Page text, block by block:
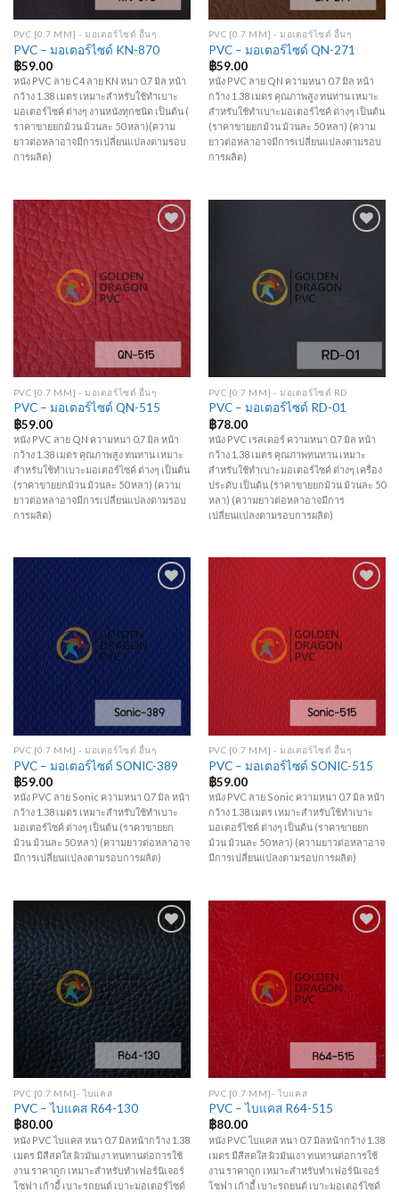
PVC [0.7 MM] - มอเตอร์ไซด์ อื่นๆ
PVC – มอเตอร์ไซด์ KN-870
฿59.00
หนัง PVC ลาย C4 ลาย KN หนา 0.7 มิล หน้า
กว้าง 1.38 เมตร เหมาะสำหรับใช้ทำเบาะ
มอเตอร์ไซค์ ต่างๆ งานหนังทุกชนิด เป็นต้น (
ราคาขายยกม้วน ม้วนละ 50 หลา)(ความ
ยาวต่อหลาอาจมีการเปลี่ยนแปลงตามรอบ
การผลิต)
PVC [0.7 MM] - มอเตอร์ไซด์ อื่นๆ
PVC – มอเตอร์ไซด์ QN-271
฿59.00
หนัง PVC ลาย QN ความหนา 0.7 มิล หน้า
กว้าง 1.38 เมตร คุณภาพสูง ทนทาน เหมาะ
สำหรับใช้ทำเบาะมอเตอร์ไซค์ ต่างๆ เป็นต้น
(ราคาขายยกม้วน ม้วนละ 50 หลา) (ความ
ยาวต่อหลาอาจมีการเปลี่ยนแปลงตามรอบ
การผลิต)
Add to
Wishlist
PVC [0.7 MM] - มอเตอร์ไซด์ อื่นๆ
PVC – มอเตอร์ไซด์ QN-515
฿59.00
หนัง PVC ลาย QN ความหนา 0.7 มิล หน้า
กว้าง 1.38 เมตร คุณภาพสูง ทนทาน เหมาะ
สำหรับใช้ทำเบาะมอเตอร์ไซค์ ต่างๆ เป็นต้น
(ราคาขายยกม้วน ม้วนละ 50 หลา) (ความ
ยาวต่อหลาอาจมีการเปลี่ยนแปลงตามรอบ
การผลิต)
PVC [0.7 MM] - มอเตอร์ไซด์ RD
PVC – มอเตอร์ไซด์ RD-01
฿78.00
หนัง PVC เรสเดอร์ ความหนา 0.7 มิล หน้า
กว้าง 1.38 เมตร คุณภาพทนทาน เหมาะ
สำหรับใช้ทำเบาะมอเตอร์ไซค์ ต่างๆ เครื่อง
ประดับ เป็นต้น (ราคาขายยกม้วน ม้วนละ 50
หลา) (ความยาวต่อหลาอาจมีการ
เปลี่ยนแปลงตามรอบการผลิต)
Wishlist
PVC [0.7 MM] - มอเตอร์ไซด์ อื่นๆ
PVC – มอเตอร์ไซด์ SONIC-389
฿59.00
หนัง PVC ลาย Sonic ความหนา 0.7 มิล หน้า
กว้าง 1.38 เมตร เหมาะสำหรับใช้ทำเบาะ
มอเตอร์ไซค์ ต่างๆ เป็นต้น (ราคาขายยก
ม้วน ม้วนละ 50 หลา) (ความยาวต่อหลาอาจ
มีการเปลี่ยนแปลงตามรอบการผลิต)
Wishlist
PVC [0.7 MM] - มอเตอร์ไซด์ อื่นๆ
PVC – มอเตอร์ไซด์ SONIC-515
฿59.00
หนัง PVC ลาย Sonic ความหนา 0.7 มิล หน้า
กว้าง 1.38 เมตร เหมาะสำหรับใช้ทำเบาะ
มอเตอร์ไซค์ ต่างๆ เป็นต้น (ราคาขายยก
ม้วน ม้วนละ 50 หลา) (ความยาวต่อหลาอาจ
มีการเปลี่ยนแปลงตามรอบการผลิต)
Add to
Wishlist
PVC [0.7 MM]- ไบแคส
PVC – ไบแคส R64-130
฿80.00
หนัง PVC ไบแคส หนา 0.7 มิลหน้ากว้าง 1.38
เมตร มีสีสดใส ผิวมันเงา ทนทานต่อการใช้
งาน ราคาถูก เหมาะสำหรับทำเฟอร์นิเจอร์
โซฟา เก้าอี้ เบาะรถยนต์ เบาะมอเตอร์ไซด์
Add to
PVC [0.7 MM]- ไบแคส
PVC – ไบแคส R64-515
฿80.00
หนัง PVC ไบแคส หนา 0.7 มิลหน้ากว้าง 1.38
เมตร มีสีสดใส ผิวมันเงา ทนทานต่อการใช้
งาน ราคาถูก เหมาะสำหรับทำเฟอร์นิเจอร์
โซฟา เก้าอี้ เบาะรถยนต์ เบาะมอเตอร์ไซด์